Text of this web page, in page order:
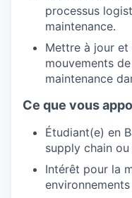
processus
maintenance.
Mettre à jour et
mouvements
maintenance
Ce que vous
Étudiant(e) en
supply chain
Intérêt pour la